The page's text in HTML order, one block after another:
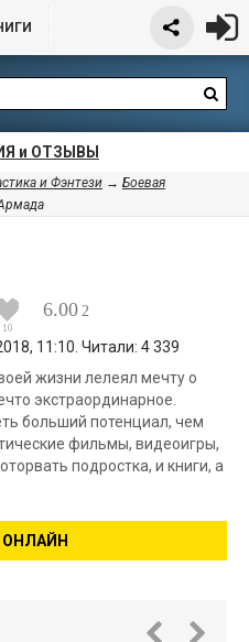
и ОТЗЫВЫ
и Фэнтези → Боевая
6.00 2
11:10. Читали: 4 339
жизни лелеял мечту о
экстраординарное.
больший потенциал, чем
фильмы, видеоигры,
подростка, и книги, а
ОНЛАЙН